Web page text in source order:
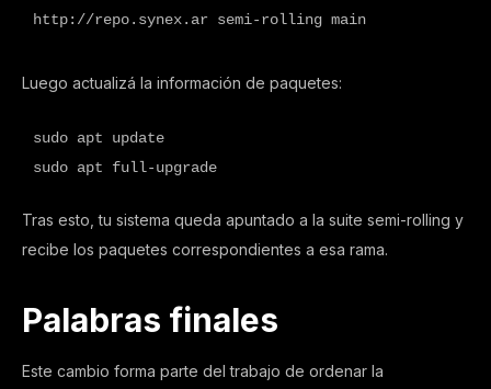
http://repo.synex.ar semi-rolling main
Luego actualizá la información de paquetes:
sudo apt update
sudo apt full-upgrade
Tras esto, tu sistema queda apuntado a la suite semi-rolling y
recibe los paquetes correspondientes a esa rama.
Palabras finales
Este cambio forma parte del trabajo de ordenar la